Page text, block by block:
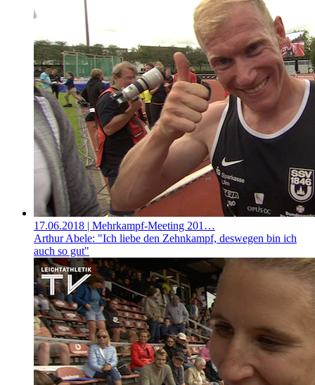
17.06.2018 | Mehrkampf-Meeting 201…
Arthur Abele: "Ich liebe den Zehnkampf, deswegen bin ich
auch so gut"